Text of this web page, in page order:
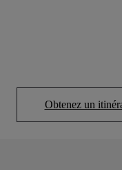
Obtenez un